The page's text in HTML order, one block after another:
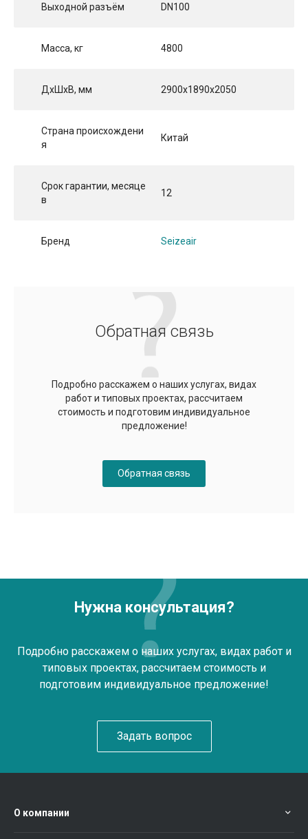
Выходной разъём DN100
Масса, кг 4800
ДхШхВ, мм 2900x1890x2050
Страна происхождени
я
Китай
Срок гарантии, месяце
в
12
Бренд Seizeair
Обратная связь
Подробно расскажем о наших услугах, видах
работ и типовых проектах, рассчитаем
стоимость и подготовим индивидуальное
предложение!
Обратная связь
Нужна консультация?
Подробно расскажем о наших услугах, видах работ и
типовых проектах, рассчитаем стоимость и
подготовим индивидуальное предложение!
Задать вопрос
О компании